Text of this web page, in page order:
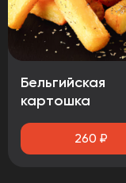
Бельгийская
картошка
260 ₽